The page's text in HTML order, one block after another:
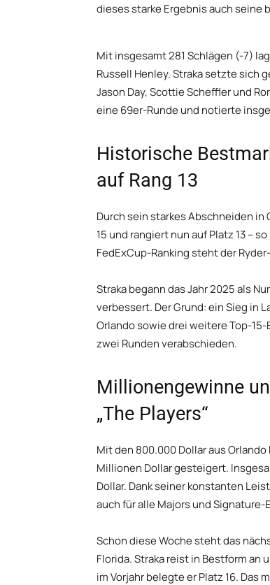
dieses starke Ergebnis auch seine
Mit insgesamt 281 Schlägen (-7)
Russell Henley. Straka setzte sich
Jason Day, Scottie Scheffler und
eine 69er-Runde und notierte
Historische
auf Rang 13
Durch sein starkes Abschneiden
15 und rangiert nun auf Platz 13 –
FedExCup-Ranking steht der
Straka begann das Jahr 2025 als
verbessert. Der Grund: ein Sieg in
Orlando sowie drei weitere Top-
zwei Runden verabschieden.
Millionengewinne
„The Players“
Mit den 800.000 Dollar aus
Millionen Dollar gesteigert.
Dollar. Dank seiner konstanten
auch für alle Majors und
Schon diese Woche steht das
Florida. Straka reist in Bestform an
im Vorjahr belegte er Platz 16. Das